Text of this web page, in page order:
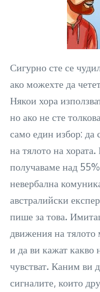
Сигурно сте се
ако можехте да
Някои хора
но ако не сте
само един избор: да
на тялото на
получаваме над
невербална
австралийски
пише за това.
движения на тялото
и да ви кажат какво
чувстват. Каним ви
сигналите, които